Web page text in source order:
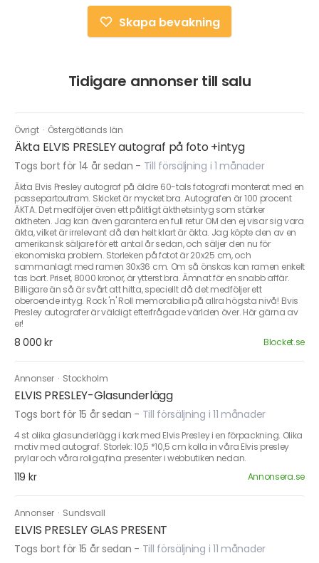
Skapa bevakning
Tidigare annonser till salu
Övrigt · Östergötlands län
Äkta ELVIS PRESLEY autograf på foto +intyg
Togs bort för 14 år sedan - Till försäljning i 1 månader
Äkta Elvis Presley autograf på äldre 60-tals fotografi monterat med en
passepartoutram. Skicket är mycket bra. Autografen är 100 procent
ÄKTA. Det medföljer även ett pålitligt äkthetsintyg som stärker
äktheten. Jag kan även garantera en full retur OM den ej visar sig vara
äkta, vilket är irrelevant då den helt klart är äkta. Jag köpte den av en
amerikansk säljare för ett antal år sedan, och säljer den nu för
ekonomiska problem. Storleken på fotot är 20x25 cm, och
sammanlagt med ramen 30x36 cm. Om så önskas kan ramen enkelt
tas bort. Priset, 8000 kronor, är ytterst bra. Ämnat för en snabb affär.
Billigare än så är svårt att hitta, speciellt då det medföljer ett
oberoende intyg. Rock 'n' Roll memorabilia på allra högsta nivå! Elvis
Presley autografer är väldigt efterfrågade världen över. Hör gärna av
er!
8 000 kr Blocket.se
Annonser · Stockholm
ELVIS PRESLEY-Glasunderlägg
Togs bort för 15 år sedan - Till försäljning i 11 månader
4 st olika glasunderlägg i kork med Elvis Presley i en förpackning. Olika
motiv med autograf. Storlek: 10,5 *10,5 cm kolla in våra Elvis presley
prylar och våra roliga,fina presenter i webbutiken nedan.
119 kr Annonsera.se
Annonser · Sundsvall
ELVIS PRESLEY GLAS PRESENT
Togs bort för 15 år sedan - Till försäljning i 11 månader